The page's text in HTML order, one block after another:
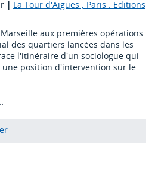
| La Tour d'Aigues ; Paris : Editions
aux premières opérations
des quartiers lancées dans les
l'itinéraire d'un sociologue qui
position d'intervention sur le